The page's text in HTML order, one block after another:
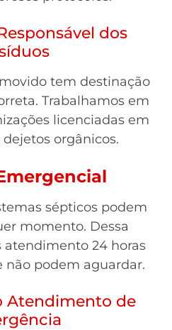
dos
tem destinação
Trabalhamos em
licenciadas em
orgânicos.
sépticos podem
momento. Dessa
atendimento 24 horas
não podem aguardar.
Atendimento de